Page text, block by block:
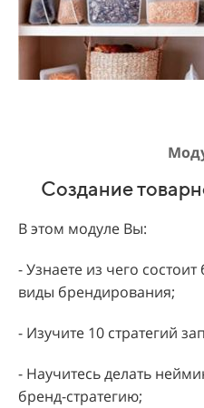
Создание
В этом модуле Вы:
- Узнаете из чего
виды брендирования;
- Изучите 10 стратегий
- Научитесь делать
бренд-стратегию;